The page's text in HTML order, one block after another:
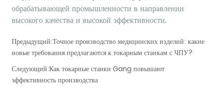
Предыдущий:Точное производство медицинских изделий: какие
новые требования предлагаются к токарным станкам с ЧПУ?
Следующий:Как токарные станки Gang повышают
эффективность производства